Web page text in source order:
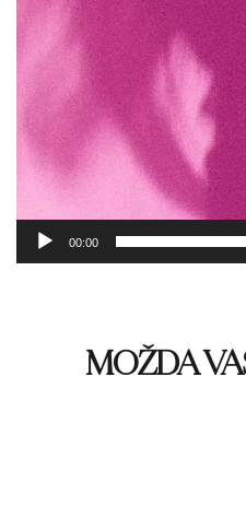
00:00
MOŽDA